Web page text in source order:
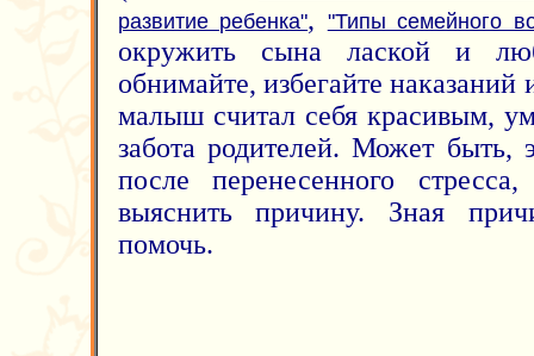
развитие ребенка", "Типы семейного
окружить сына лаской и
обнимайте, избегайте
малыш считал себя красивым,
забота родителей. Может быть,
после перенесенного
выяснить причину. Зная
помочь.